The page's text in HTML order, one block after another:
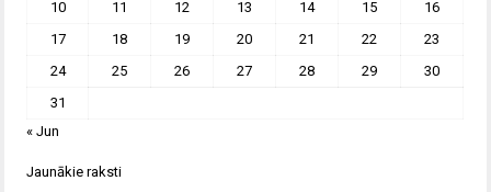
10
11 12 13 14 15
16
17
18 19 20 21 22
23
24
25 26 27 28 29
30
31
« Jun
Jaunākie raksti